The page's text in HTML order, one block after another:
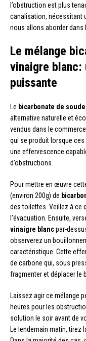
l’obstruction est plus
canalisation, nécessitant
nous allons aborder dans
Le mélange
vinaigre blanc:
puissante
Le bicarbonate de soude
alternative naturelle et
vendus dans le
qui se produit lorsque
une effervescence
d’obstructions.
Pour mettre en œuvre
(environ 200g) de
des toilettes. Veillez à ce
l’évacuation. Ensuite,
vinaigre blancpar-
observerez un
caractéristique. Cette
de carbone qui, sous
fragmenter et déplacer le
Laissez agir ce mélange
heures pour les
solution le soir avant de
Le lendemain matin, tirez